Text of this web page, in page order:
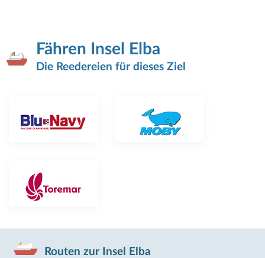
Fähren Insel Elba
Die Reedereien für dieses Ziel
Routen zur Insel Elba